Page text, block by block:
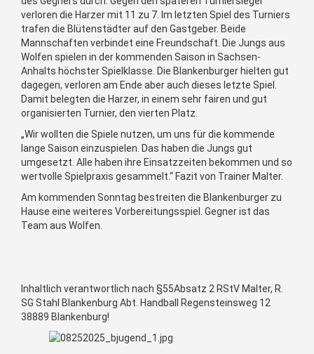
verloren die Harzer mit 11 zu 7. Im letzten Spiel des Turniers
trafen die Blütenstädter auf den Gastgeber. Beide
Mannschaften verbindet eine Freundschaft. Die Jungs aus
Wolfen spielen in der kommenden Saison in Sachsen-
Anhalts höchster Spielklasse. Die Blankenburger hielten gut
dagegen, verloren am Ende aber auch dieses letzte Spiel.
Damit belegten die Harzer, in einem sehr fairen und gut
organisierten Turnier, den vierten Platz.
„Wir wollten die Spiele nutzen, um uns für die kommende
lange Saison einzuspielen. Das haben die Jungs gut
umgesetzt. Alle haben ihre Einsatzzeiten bekommen und so
wertvolle Spielpraxis gesammelt.“ Fazit von Trainer Malter.
Am kommenden Sonntag bestreiten die Blankenburger zu
Hause eine weiteres Vorbereitungsspiel. Gegner ist das
Team aus Wolfen.
Inhaltlich verantwortlich nach §55Absatz 2 RStV Malter, R.
SG Stahl Blankenburg Abt. Handball Regensteinsweg 12
38889 Blankenburg!